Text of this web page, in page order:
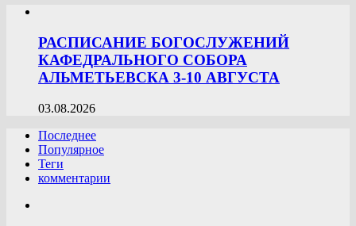
РАСПИСАНИЕ БОГОСЛУЖЕНИЙ
КАФЕДРАЛЬНОГО СОБОРА
АЛЬМЕТЬЕВСКА 3-10 АВГУСТА
03.08.2026
Последнее
Популярное
Теги
комментарии